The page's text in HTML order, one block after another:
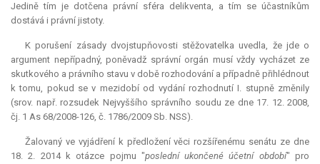
Jedině tím je dotčena právní sféra delikventa, a tím se účastníkům
dostává i právní jistoty.
K porušení zásady dvojstupňovosti stěžovatelka uvedla, že jde o
argument nepřípadný, poněvadž správní orgán musí vždy vycházet ze
skutkového a právního stavu v době rozhodování a případně přihlédnout
k tomu, pokud se v mezidobí od vydání rozhodnutí I. stupně změnily
(srov. např. rozsudek Nejvyššího správního soudu ze dne 17. 12. 2008,
čj. 1 As 68/2008-126, č. 1786/2009 Sb. NSS).
Žalovaný ve vyjádření k předložení věci rozšířenému senátu ze dne
18. 2. 2014 k otázce pojmu "poslední ukončené účetní období" pro